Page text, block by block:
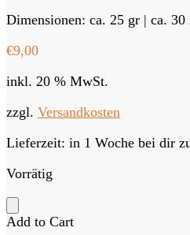
Dimensionen: ca. 25 gr | ca.
€9,00
inkl. 20 % MwSt.
zzgl. Versandkosten
Lieferzeit: in 1 Woche bei dir
Vorrätig
Add to Cart